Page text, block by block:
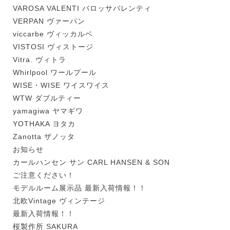
VAROSA VALENTI バロッサバレンティ
VERPAN ヴァーパン
viccarbe ヴィッカルベ
VISTOSI ヴィストージ
Vitra. ヴィトラ
Whirlpool ワールプール
WISE・WISE ワイスワイス
WTW ダブルティー
yamagiwa ヤマギワ
YOTHAKA ヨタカ
Zanotta ザノッタ
お知らせ
カールハンセン サン CARL HANSEN & SON
ご注意ください！
モデルルーム展示品 最新入荷情報！！
北欧Vintage ヴィンテージ
最新入荷情報！！
桜製作所 SAKURA